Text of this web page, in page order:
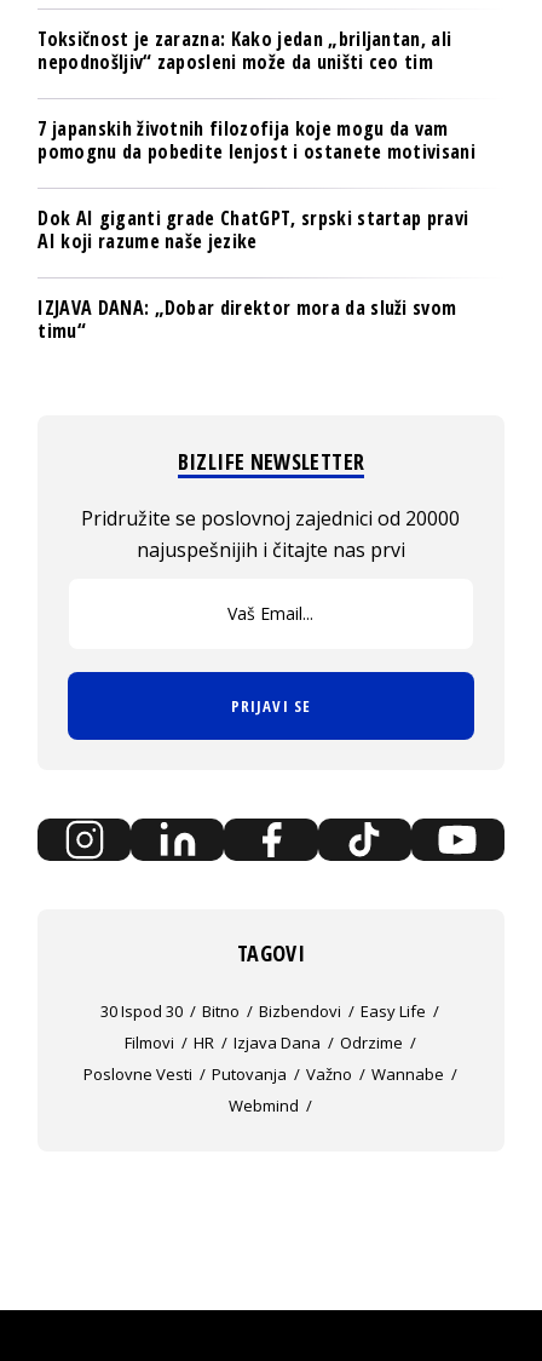
Toksičnost je zarazna: Kako jedan „briljantan, ali
nepodnošljiv“ zaposleni može da uništi ceo tim
7 japanskih životnih filozofija koje mogu da vam
pomognu da pobedite lenjost i ostanete motivisani
Dok AI giganti grade ChatGPT, srpski startap pravi
AI koji razume naše jezike
IZJAVA DANA: „Dobar direktor mora da služi svom
timu“
BIZLIFE NEWSLETTER
Pridružite se poslovnoj zajednici od 20000
najuspešnijih i čitajte nas prvi
PRIJAVI SE
TAGOVI
30 Ispod 30 Bitno Bizbendovi
Easy Life
Filmovi
HR Izjava Dana
Odrzime
Poslovne Vesti
Putovanja Važno
Wannabe
Webmind